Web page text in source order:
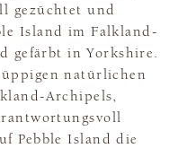
gezüchtet und
Island im Falkland-
gefärbt in Yorkshire.
üppigen natürlichen
Archipels,
Pebble Island die